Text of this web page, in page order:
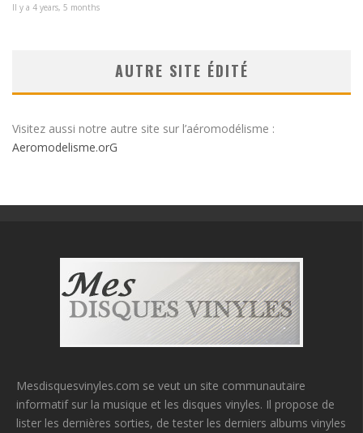
Il y a 4 years, 5 months
AUTRE SITE ÉDITÉ
Visitez aussi notre autre site sur l’aéromodélisme :
Aeromodelisme.orG
Mesdisquesvinyles.com se veut un site communautaire
informatif sur la musique et les disques vinyles. Il propose de
lister les dernières sorties, de tester les derniers albums vinyles